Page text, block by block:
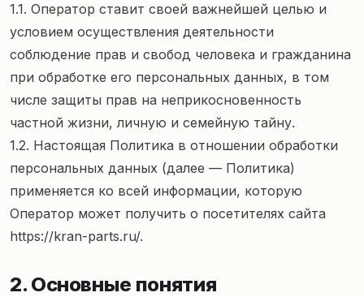
1.1. Оператор ставит своей важнейшей целью и
условием осуществления деятельности
соблюдение прав и свобод человека и гражданина
при обработке его персональных данных, в том
числе защиты прав на неприкосновенность
частной жизни, личную и семейную тайну.
1.2. Настоящая Политика в отношении обработки
персональных данных (далее — Политика)
применяется ко всей информации, которую
Оператор может получить о посетителях сайта
https://kran-parts.ru/.
2. Основные понятия